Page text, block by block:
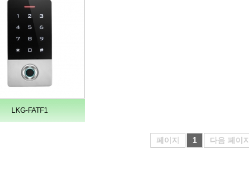
LKG-FATF1
페이지 1 다음 페이지